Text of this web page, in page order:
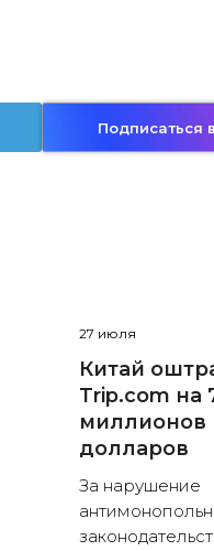
Подписаться
27 июля
Китай
Trip.com на
миллионов
долларов
За нарушение